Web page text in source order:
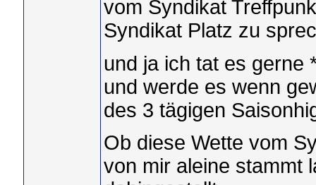
vom Syndikat
Syndikat Platz zu
und ja ich tat es gerne
und werde es wenn
des 3 tägigen
Ob diese Wette vom
von mir aleine stammt